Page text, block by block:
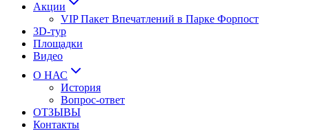
Акции
VIP Пакет Впечатлений в Парке Форпост
3D-тур
Площадки
Видео
О НАС
История
Вопрос-ответ
ОТЗЫВЫ
Контакты